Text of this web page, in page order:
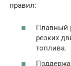
правил:
Плавный
резких
топлива.